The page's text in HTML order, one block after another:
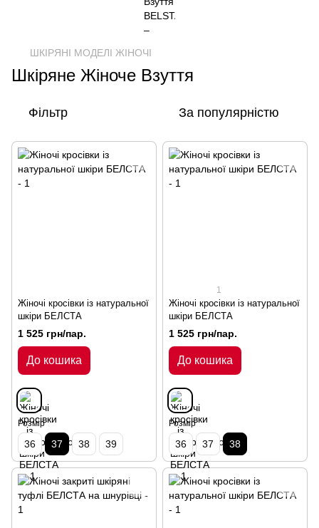
ШКІРЯНІ МОДЕЛІ ЖІНОЧІ
Шкіряне Жіноче Взуття
Фільтр За популярністю
Жіночі кросівки із натуральної
шкіри БЕЛСТА
1 525 грн/пар.
До кошика
Розмір
36 37 38 39
1
Жіночі кросівки із натуральної
шкіри БЕЛСТА
1 525 грн/пар.
До кошика
Розмір
36 37 38